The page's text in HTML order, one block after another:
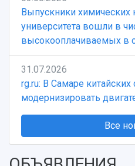
Выпускники химических
университета вошли в
высокооплачиваемых в
31.07.2026
rg.ru: В Самаре китайских
модернизировать
Все